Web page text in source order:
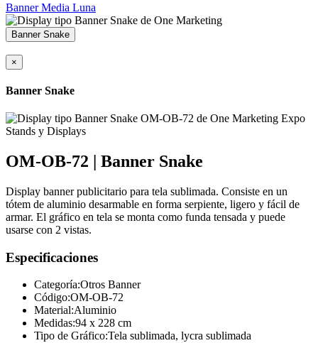
Banner Media Luna
Banner Snake
×
Banner Snake
OM-OB-72 | Banner Snake
Display banner publicitario para tela sublimada. Consiste en un
tótem de aluminio desarmable en forma serpiente, ligero y fácil de
armar. El gráfico en tela se monta como funda tensada y puede
usarse con 2 vistas.
Especificaciones
Categoría:Otros Banner
Código:OM-OB-72
Material:Aluminio
Medidas:94 x 228 cm
Tipo de Gráfico:Tela sublimada, lycra sublimada